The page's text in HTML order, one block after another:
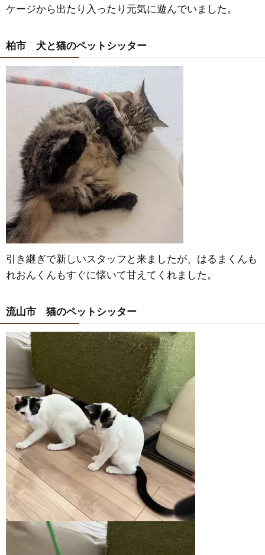
ケージから出たり入ったり元気に遊んでいました。
柏市 犬と猫のペットシッター
引き継ぎで新しいスタッフと来ましたが、はるまくんも
れおんくんもすぐに懐いて甘えてくれました。
流山市 猫のペットシッター